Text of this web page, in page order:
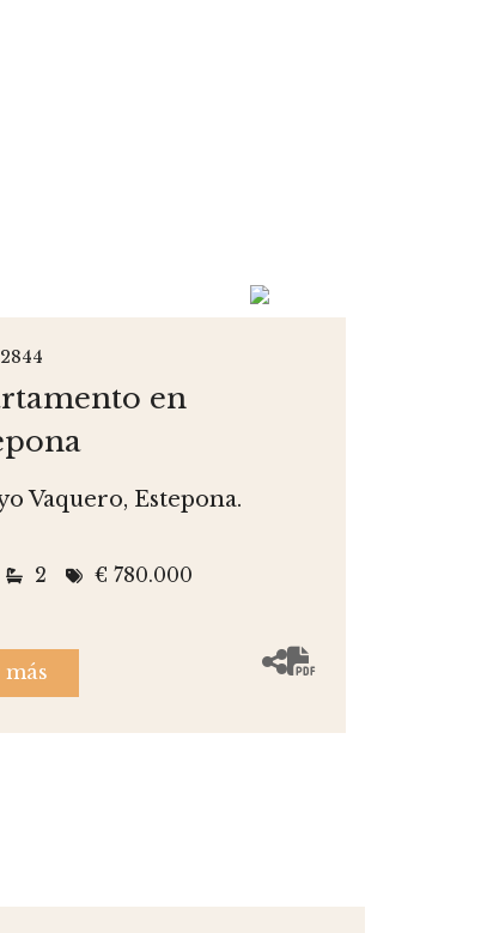
en
Vaquero, Estepona.
2 € 780.000